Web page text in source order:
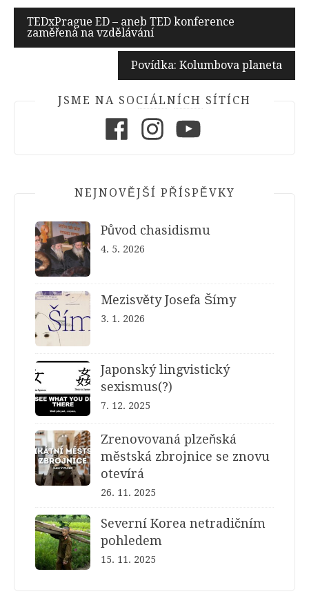
Navigace
pro
TEDxPrague ED – aneb TED konference
zaměřená na vzdělávání
Povídka: Kolumbova planeta
JSME NA SOCIÁLNÍCH SÍTÍCH
NEJNOVĚJŠÍ PŘÍSPĚVKY
Původ chasidismu
4. 5. 2026
Mezisvěty Josefa Šímy
3. 1. 2026
Japonský lingvistický
sexismus(?)
7. 12. 2025
Zrenovovaná plzeňská
městská zbrojnice se znovu
otevírá
26. 11. 2025
Severní Korea netradičním
pohledem
15. 11. 2025